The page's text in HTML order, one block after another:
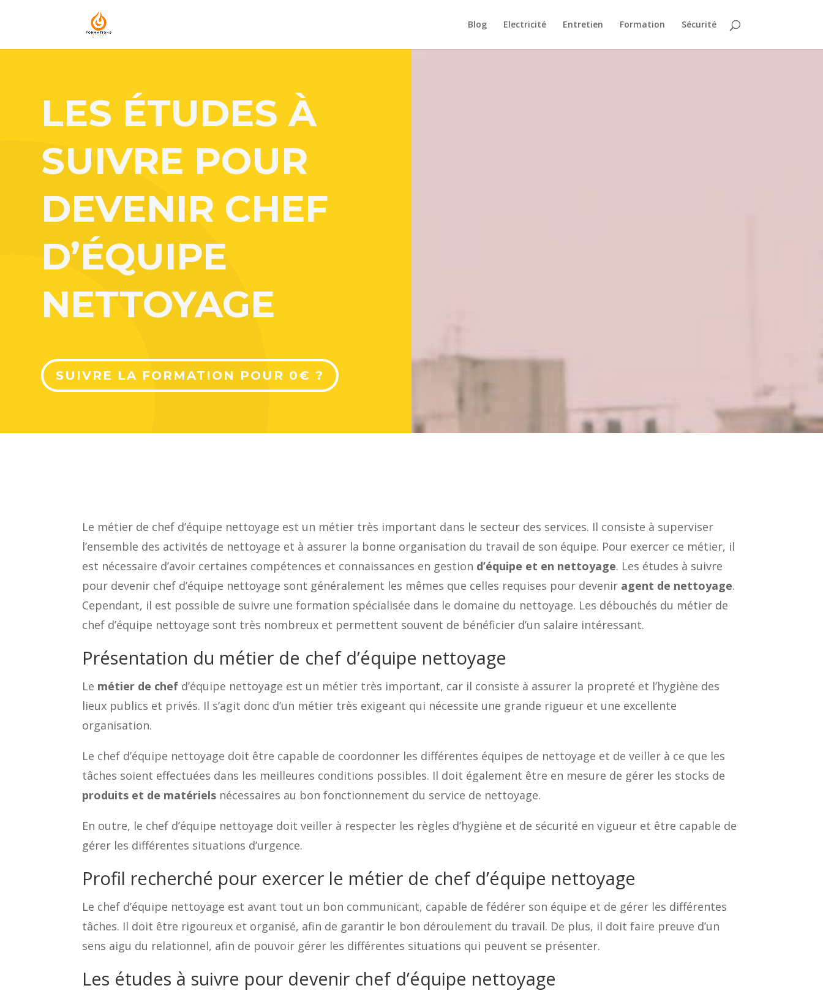
Blog Electricité Entretien Formation Sécurité
LES ÉTUDES À
SUIVRE POUR
DEVENIR CHEF
D’ÉQUIPE
NETTOYAGE
SUIVRE LA FORMATION POUR 0€ ?
Le métier de chef d’équipe nettoyage est un métier très important dans le secteur des services. Il consiste à superviser
l’ensemble des activités de nettoyage et à assurer la bonne organisation du travail de son équipe. Pour exercer ce métier, il
est nécessaire d’avoir certaines compétences et connaissances en gestion d’équipe et en nettoyage. Les études à suivre
pour devenir chef d’équipe nettoyage sont généralement les mêmes que celles requises pour devenir agent de nettoyage.
Cependant, il est possible de suivre une formation spécialisée dans le domaine du nettoyage. Les débouchés du métier de
chef d’équipe nettoyage sont très nombreux et permettent souvent de bénéficier d’un salaire intéressant.
Présentation du métier de chef d’équipe nettoyage
Le métier de chef d’équipe nettoyage est un métier très important, car il consiste à assurer la propreté et l’hygiène des
lieux publics et privés. Il s’agit donc d’un métier très exigeant qui nécessite une grande rigueur et une excellente
organisation.
Le chef d’équipe nettoyage doit être capable de coordonner les différentes équipes de nettoyage et de veiller à ce que les
tâches soient effectuées dans les meilleures conditions possibles. Il doit également être en mesure de gérer les stocks de
produits et de matériels nécessaires au bon fonctionnement du service de nettoyage.
En outre, le chef d’équipe nettoyage doit veiller à respecter les règles d’hygiène et de sécurité en vigueur et être capable de
gérer les différentes situations d’urgence.
Profil recherché pour exercer le métier de chef d’équipe nettoyage
Le chef d’équipe nettoyage est avant tout un bon communicant, capable de fédérer son équipe et de gérer les différentes
tâches. Il doit être rigoureux et organisé, afin de garantir le bon déroulement du travail. De plus, il doit faire preuve d’un
sens aigu du relationnel, afin de pouvoir gérer les différentes situations qui peuvent se présenter.
Les études à suivre pour devenir chef d’équipe nettoyage